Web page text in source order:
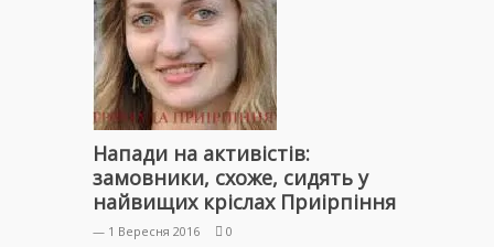
Напади на активістів:
замовники, схоже, сидять у
найвищих кріслах Приірпіння
— 1 Вересня 2016 0